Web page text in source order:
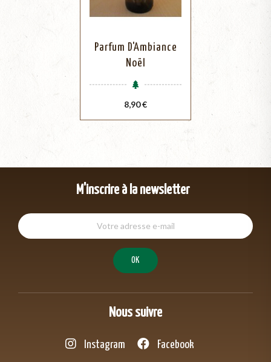
Parfum D'Ambiance
Noël
Prix
8,90 €
M'inscrire à la newsletter
Nous suivre
Instagram Facebook